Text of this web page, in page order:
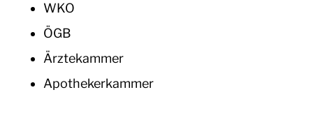
WKO
ÖGB
Ärztekammer
Apothekerkammer